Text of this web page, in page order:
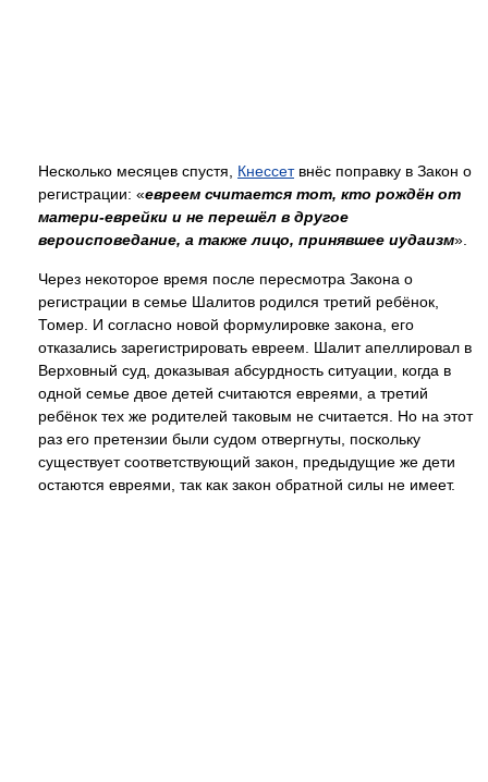
Несколько месяцев спустя, Кнессетвнёс поправку в Закон о
регистрации: «евреем считается тот, кто рождён от
матери-еврейки и не перешёл в другое
вероисповедание, а также лицо, принявшее иудаизм».
Через некоторое время после пересмотра Закона о
регистрации в семье Шалитов родился третий ребёнок,
Томер. И согласно новой формулировке закона, его
отказались зарегистрировать евреем. Шалит апеллировал в
Верховный суд, доказывая абсурдность ситуации, когда в
одной семье двое детей считаются евреями, а третий
ребёнок тех же родителей таковым не считается. Но на этот
раз его претензии были судом отвергнуты, поскольку
существует соответствующий закон, предыдущие же дети
остаются евреями, так как закон обратной силы не имеет.